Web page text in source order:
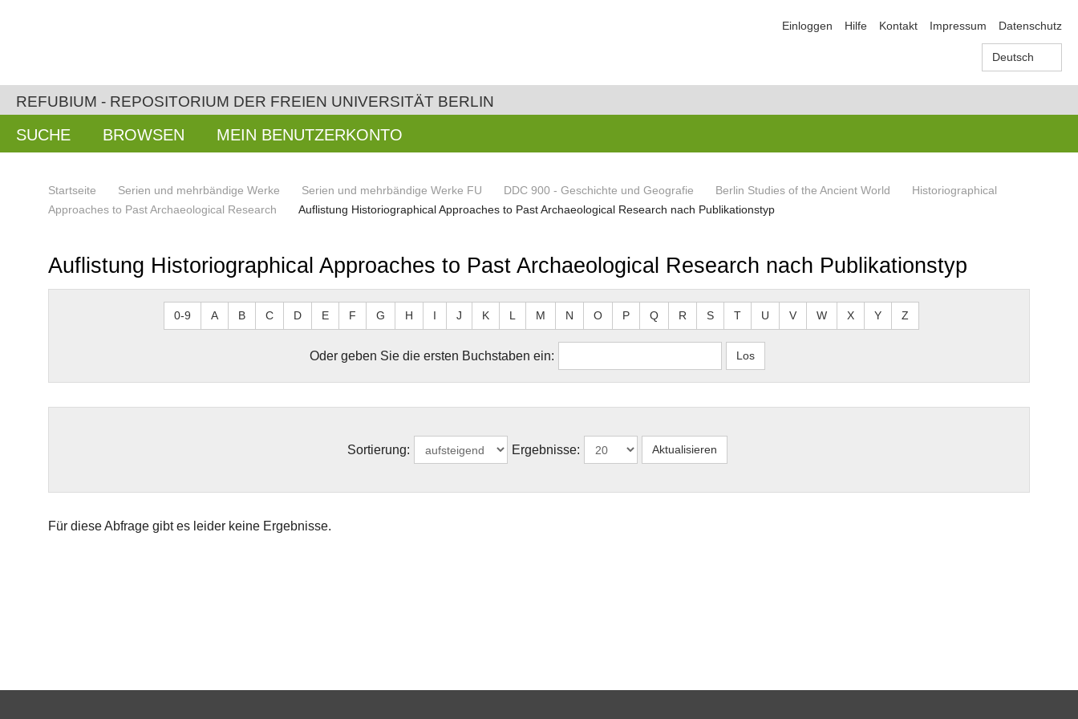
Einloggen Hilfe Kontakt Impressum Datenschutz
Deutsch
REFUBIUM - REPOSITORIUM DER FREIEN UNIVERSITÄT BERLIN
SUCHE BROWSEN MEIN BENUTZERKONTO
Startseite Serien und mehrbändige Werke Serien und mehrbändige Werke FU DDC 900 - Geschichte und Geografie Berlin Studies of the Ancient World
Historiographical
Approaches to Past Archaeological Research
Auflistung Historiographical Approaches to Past Archaeological Research nach Publikationstyp
Auflistung Historiographical Approaches to Past Archaeological Research nach Publikationstyp
0-9 A B C D E F G H I J K L M N O P Q R S T U V W X Y Z
Oder geben Sie die ersten Buchstaben ein:
Sortierung: Ergebnisse:
Für diese Abfrage gibt es leider keine Ergebnisse.